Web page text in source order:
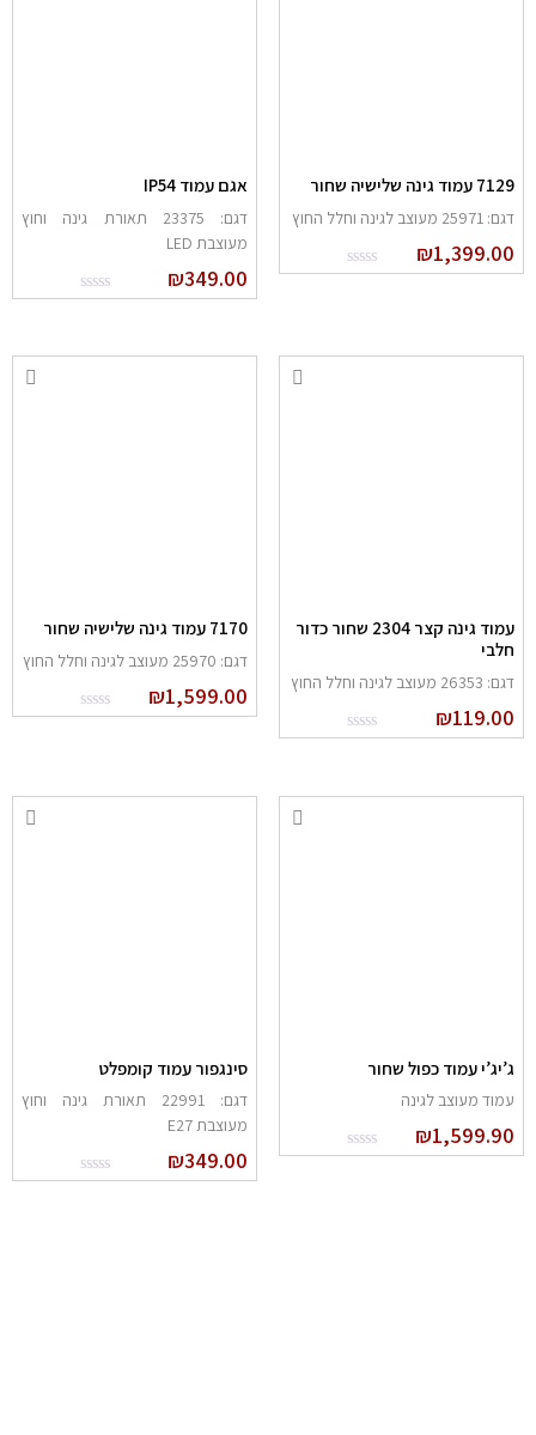
עמוד גינה שלישיה שחור
מעוצב לגינה וחלל החוץ
₪
אגם עמוד IP54
דגם: 23375 תאורת גינה וחוץ
מעוצבת LED
₪349.00
עמוד גינה קצר 2304 שחור כדור
מעוצב לגינה וחלל החוץ
₪
7170 עמוד גינה שלישיה שחור
דגם: 25970 מעוצב לגינה וחלל החוץ
₪1,599.00
עמוד כפול שחור
מעוצב לגינה
₪
סינגפור עמוד קומפלט
דגם: 22991 תאורת גינה וחוץ
מעוצבת E27
₪349.00